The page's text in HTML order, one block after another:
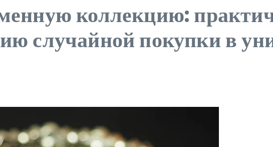
коллекцию:
случайной покупки в